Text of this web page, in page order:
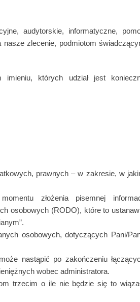
audytorskie, informatyczne,
nasze zlecenie, podmiotom
imieniu, których udział jest
prawnych – w zakresie, w
złożenia pisemnej
osobowych (RODO), które to
osobowych, dotyczących Pani/
nastąpić po zakończeniu
wobec administratora.
trzecim o ile nie będzie się to